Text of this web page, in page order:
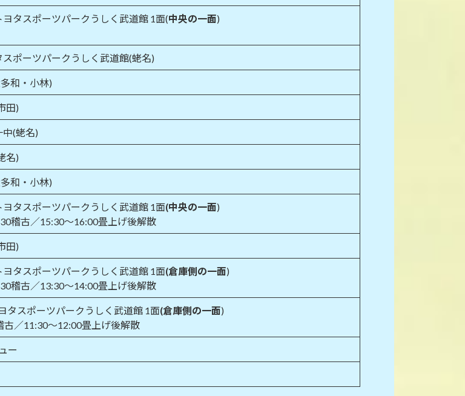
タスポーツパークうしく武道館 1面(中央の一面)
ポーツパークうしく武道館(蛯名)
和・小林)
田)
(蛯名)
名)
和・小林)
タスポーツパークうしく武道館 1面(中央の一面)
稽古／15:30～16:00畳上げ後解散
田)
タスポーツパークうしく武道館 1面(倉庫側の一面)
稽古／13:30～14:00畳上げ後解散
タスポーツパークうしく武道館 1面(倉庫側の一面)
／11:30～12:00畳上げ後解散
ー